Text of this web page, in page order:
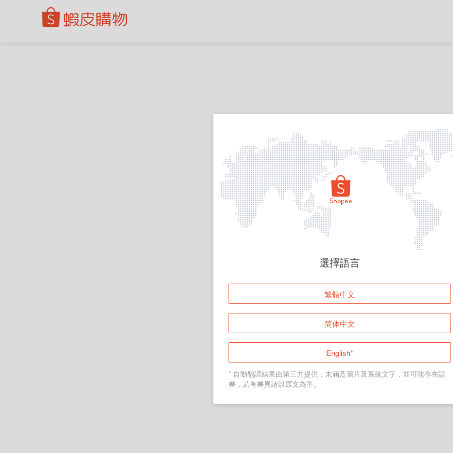
頁面無法顯示
登入
返回首頁
選擇語言
繁體中文
简体中文
English*
* 自動翻譯結果由第三方提供，未涵蓋圖片及系統文字，並可能存在誤
差，若有差異請以原文為準。